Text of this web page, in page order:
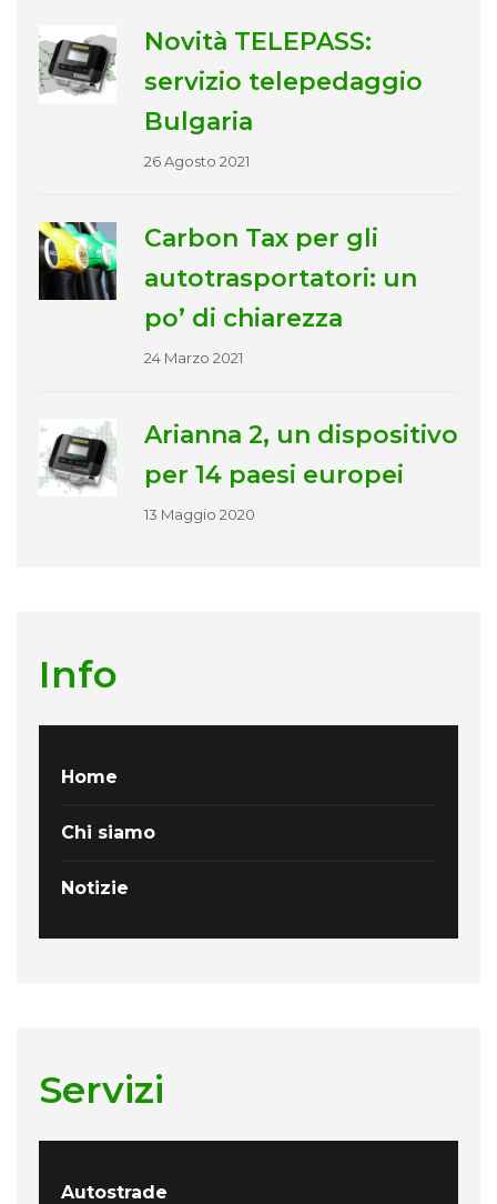
Novità TELEPASS:
servizio telepedaggio
Bulgaria
26 Agosto 2021
Carbon Tax per gli
autotrasportatori: un
po’ di chiarezza
24 Marzo 2021
Arianna 2, un dispositivo
per 14 paesi europei
13 Maggio 2020
Info
Home
Chi siamo
Notizie
Servizi
Autostrade